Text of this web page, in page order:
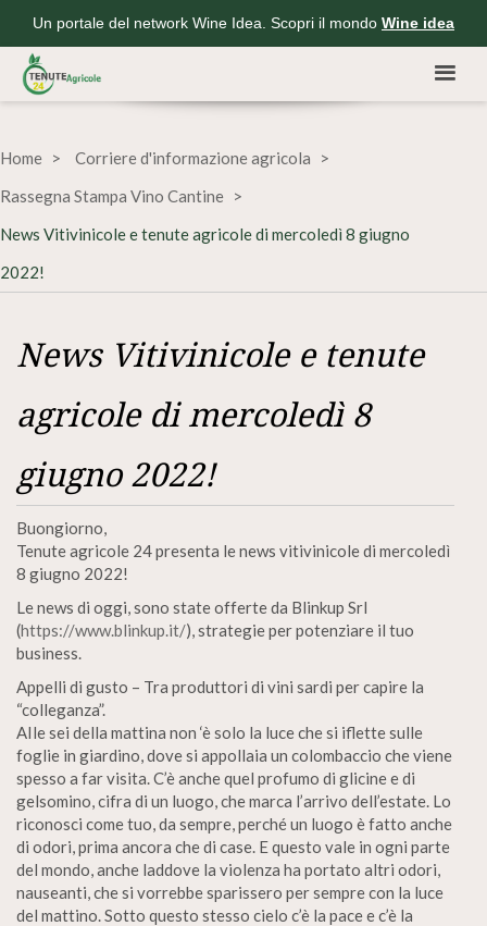
Un portale del network Wine Idea. Scopri il mondo Wine idea
Home
Corriere d'informazione agricola
Rassegna Stampa Vino Cantine
News Vitivinicole e tenute agricole di mercoledì 8 giugno
2022!
News Vitivinicole e tenute
agricole di mercoledì 8
giugno 2022!
Buongiorno,
Tenute agricole 24 presenta le news vitivinicole di mercoledì
8 giugno 2022!
Le news di oggi, sono state offerte da Blinkup Srl
(https://www.blinkup.it/), strategie per potenziare il tuo
business.
Appelli di gusto – Tra produttori di vini sardi per capire la
“colleganza”.
AIle sei della mattina non ‘è solo la luce che si iflette sulle
foglie in giardino, dove si appollaia un colombaccio che viene
spesso a far visita. C’è anche quel profumo di glicine e di
gelsomino, cifra di un luogo, che marca l’arrivo dell’estate. Lo
riconosci come tuo, da sempre, perché un luogo è fatto anche
di odori, prima ancora che di case. E questo vale in ogni parte
del mondo, anche laddove la violenza ha portato altri odori,
nauseanti, che si vorrebbe sparissero per sempre con la luce
del mattino. Sotto questo stesso cielo c’è la pace e c’è la